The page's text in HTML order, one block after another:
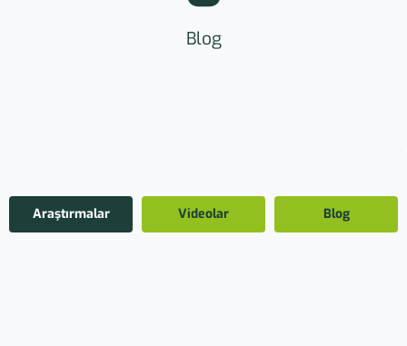
Blog
Araştırmalar Videolar Blog